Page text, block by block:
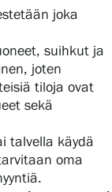
joka
suihkut ja
joten
tiloja ovat
sekä
talvella käydä
oma